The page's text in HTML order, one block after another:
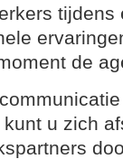
de
u zich